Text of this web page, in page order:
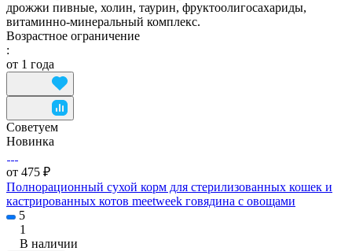
дрожжи пивные, холин, таурин, фруктоолигосахариды,
витаминно-минеральный комплекс.
Возрастное ограничение
:
от 1 года
Советуем
Новинка
от 475 ₽
Полнорационный сухой корм для стерилизованных кошек и
кастрированных котов meetweek говядина с овощами
5
1
В наличии